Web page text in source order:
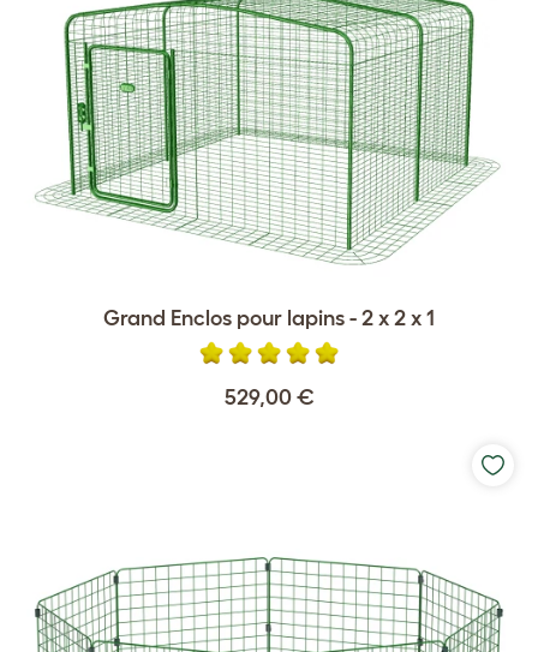
Grand Enclos pour lapins - 2 x 2 x 1
529,00 €